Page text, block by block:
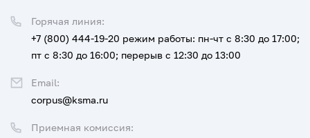
Приемная комиссия:
Горячая линия:
+7 (800) 444-19-20 режим работы: пн-чт с 8:30 до 17:00;
пт с 8:30 до 16:00; перерыв с 12:30 до 13:00
Email:
corpus@ksma.ru